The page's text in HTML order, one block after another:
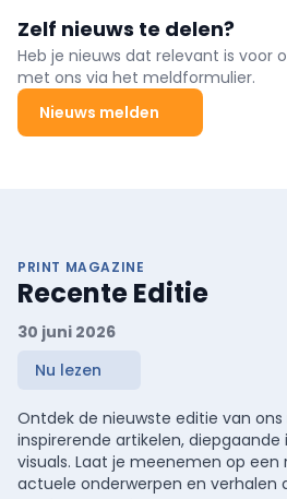
Zelf nieuws te delen?
Heb je nieuws dat relevant is voor
met ons via het meldformulier.
Nieuws melden
PRINT MAGAZINE
Recente Editie
30 juni 2026
Nu lezen
Ontdek de nieuwste editie van
inspirerende artikelen,
visuals. Laat je meenemen op een
actuele onderwerpen en verhalen